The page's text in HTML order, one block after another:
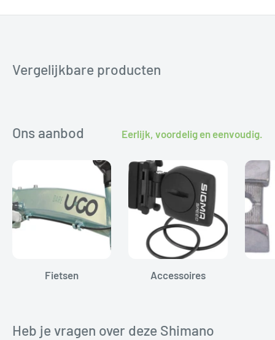
Geen probleem. Binnen 14 dagen kun je het product
Vergelijkbare producten
Ons aanbod Eerlijk, voordelig en eenvoudig.
Fietsen Accessoires
Heb je vragen over deze Shimano